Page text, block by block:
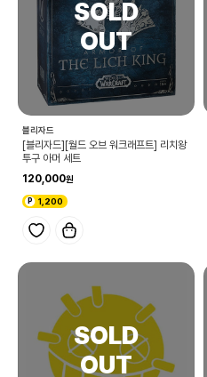
블리자드
[블리자드][월드 오브 워크래프트] 리치왕
투구 아머 세트
120,000
1,200